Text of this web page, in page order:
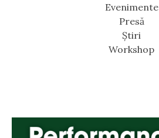
Evenimente
Presă
Știri
Workshop